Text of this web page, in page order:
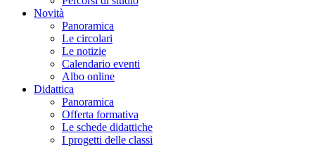
Novità
Panoramica
Le circolari
Le notizie
Calendario eventi
Albo online
Didattica
Panoramica
Offerta formativa
Le schede didattiche
I progetti delle classi